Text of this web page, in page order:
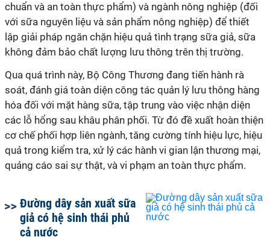
chuẩn và an toàn thực phẩm) và ngành nông nghiệp (đối
với sữa nguyên liệu và sản phẩm nông nghiệp) để thiết
lập giải pháp ngăn chặn hiệu quả tình trạng sữa giả, sữa
không đảm bảo chất lượng lưu thông trên thị trường.
Qua quá trình này, Bộ Công Thương đang tiến hành rà
soát, đánh giá toàn diện công tác quản lý lưu thông hàng
hóa đối với mặt hàng sữa, tập trung vào việc nhận diện
các lỗ hổng sau khâu phân phối. Từ đó đề xuất hoàn thiện
cơ chế phối hợp liên ngành, tăng cường tính hiệu lực, hiệu
quả trong kiểm tra, xử lý các hành vi gian lận thương mại,
quảng cáo sai sự thật, và vi phạm an toàn thực phẩm.
Đường dây sản xuất sữa
giả có hệ sinh thái phủ
cả nước